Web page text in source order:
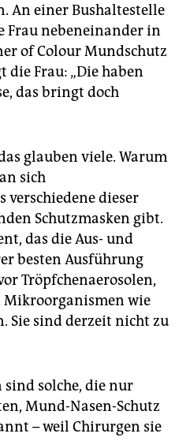
An einer Bushaltestelle
Frau nebeneinander in
of Colour Mundschutz
die Frau: „Die haben
das bringt doch
glauben viele. Warum
sich
verschiedene dieser
Schutzmasken gibt.
das die Aus- und
besten Ausführung
Tröpfchenaerosolen,
wie
Sie sind derzeit nicht zu
solche, die nur
Mund-Nasen-Schutz
– weil Chirurgen sie